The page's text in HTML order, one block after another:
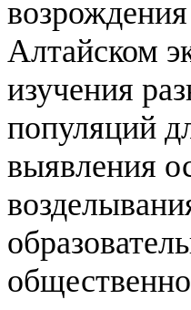
Алтайском
изучения
популяций
выявления